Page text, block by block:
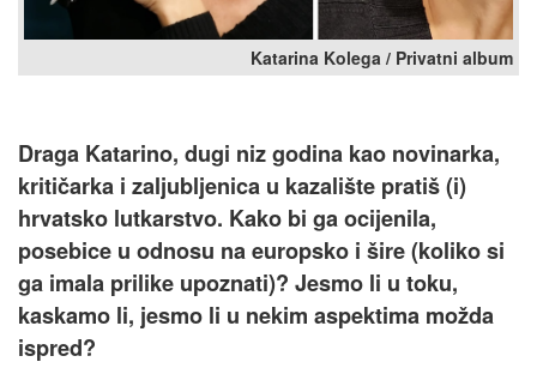
Katarina Kolega / Privatni album
Draga Katarino, dugi niz godina kao novinarka,
kritičarka i zaljubljenica u kazalište pratiš (i)
hrvatsko lutkarstvo. Kako bi ga ocijenila,
posebice u odnosu na europsko i šire (koliko si
ga imala prilike upoznati)? Jesmo li u toku,
kaskamo li, jesmo li u nekim aspektima možda
ispred?